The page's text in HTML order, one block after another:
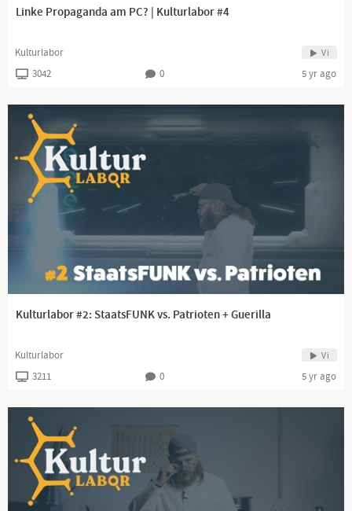
Linke Propaganda am PC? | Kulturlabor #4
Kulturlabor Vi
3042 0 5 yr ago
Kulturlabor #2: StaatsFUNK vs. Patrioten + Guerilla
Kulturlabor Vi
3211 0 5 yr ago